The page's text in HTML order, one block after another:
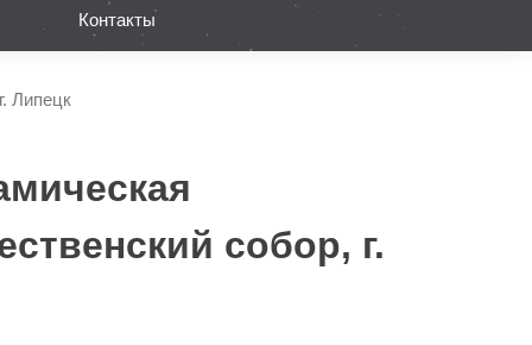
Контакты
Липецк
собор, г.